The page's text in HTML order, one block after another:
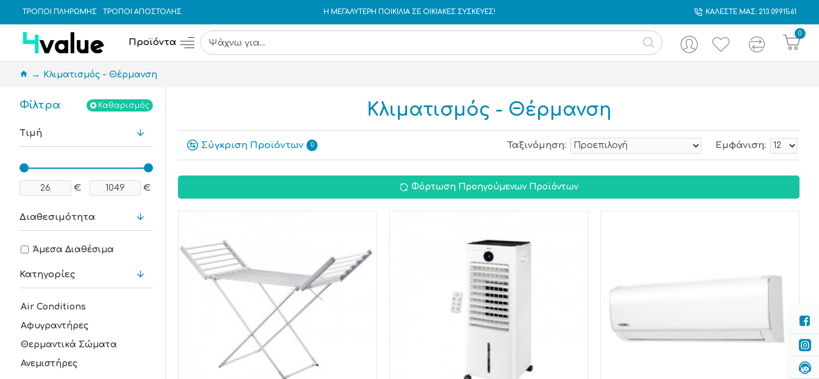
ΤΡΟΠΟΙ ΠΛΗΡΩΜΗΣ ΤΡΟΠΟΙ ΑΠΟΣΤΟΛΗΣ Η ΜΕΓΑΛΥΤΕΡΗ ΠΟΙΚΙΛΙΑ ΣΕ ΟΙΚΙΑΚΕΣ ΣΥΣΚΕΥΕΣ! ΚΑΛΕΣΤΕ ΜΑΣ: 213 0991561
Προϊόντα
0
Κλιματισμός - Θέρμανση
Φίλτρα Καθαρισμός
Τιμή
€ €
Κατηγορίες
Air Conditions
Αφυγραντήρες
Θερμαντικά Σώματα
Ανεμιστήρες
Διαθεσιμότητα
Άμεσα Διαθέσιμα
Κλιματισμός - Θέρμανση
Σύγκριση Προϊόντων 0 Ταξινόμηση: Εμφάνιση:
Φόρτωση Προηγούμενων Προϊόντων